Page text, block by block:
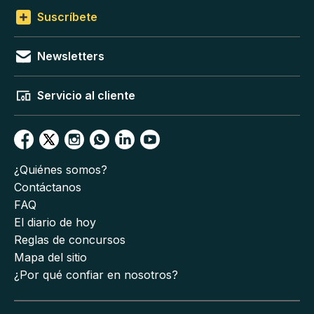
Suscríbete
Newsletters
Servicio al cliente
¿Quiénes somos?
Contáctanos
FAQ
El diario de hoy
Reglas de concursos
Mapa del sitio
¿Por qué confiar en nosotros?